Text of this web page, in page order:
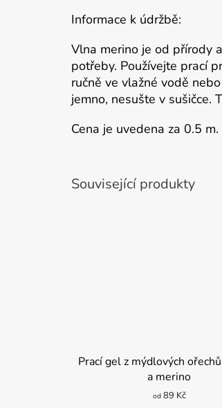
Informace k údržbě:
Vlna merino je od přírody
potřeby. Používejte prací
ručně ve vlažné vodě
jemno, nesušte v sušičce.
Cena je uvedena za 0.5 m.
Související produkty
Prací gel z mýdlových
a merino
od89 Kč